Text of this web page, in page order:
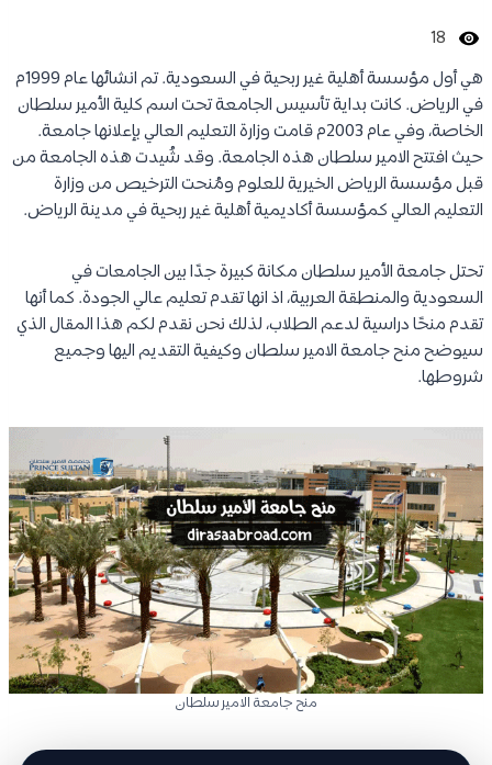
18
هي أول مؤسسة أهلية غير ربحية في السعودية. تم انشائها عام 1999م
في الرياض. كانت بداية تأسيس الجامعة تحت اسم كلية الأمير سلطان
الخاصة، وفي عام 2003م قامت وزارة التعليم العالي بإعلانها جامعة.
حيث افتتح الامير سلطان هذه الجامعة. وقد شُيدت هذه الجامعة من
قبل مؤسسة الرياض الخيرية للعلوم ومُنحت الترخيص من وزارة
التعليم العالي كمؤسسة أكاديمية أهلية غير ربحية في مدينة الرياض.
تحتل جامعة الأمير سلطان مكانة كبيرة جدًا بين الجامعات في
السعودية والمنطقة العربية، اذ انها تقدم تعليم عالي الجودة. كما أنها
تقدم منحًا دراسية لدعم الطلاب، لذلك نحن نقدم لكم هذا المقال الذي
سيوضح منح جامعة الامير سلطان وكيفية التقديم اليها وجميع
شروطها.
منح جامعة الامير سلطان